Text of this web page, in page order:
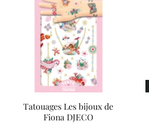
Tatouages Les bijoux de
Fiona DJECO